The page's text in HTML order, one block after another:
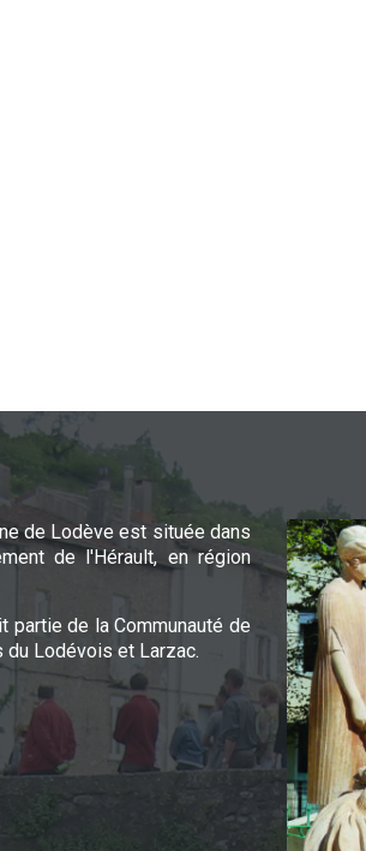
de Lodève est située dans
de l'Hérault, en région
partie de la Communauté de
du Lodévois et Larzac.